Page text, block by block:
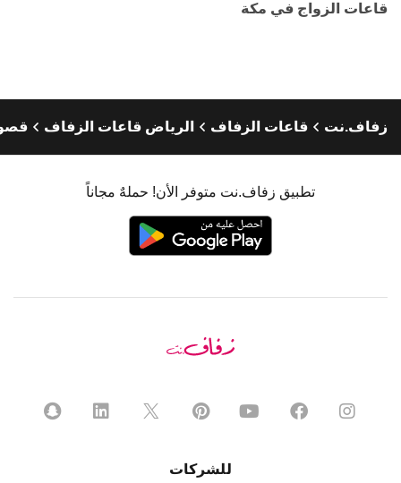
قاعات الزواج في مكة
زفاف.نت قاعات الزفاف الرياض قاعات الزفاف
تطبيق زفاف.نت متوفر الأن! حملهٌ مجاناً
للشركات